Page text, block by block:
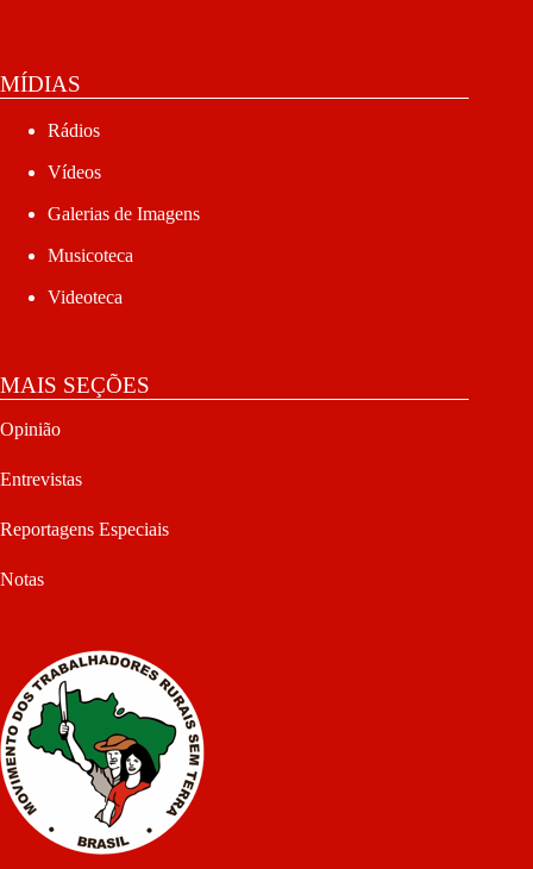
MÍDIAS
Rádios
Vídeos
Galerias de Imagens
Musicoteca
Videoteca
MAIS SEÇÕES
Opinião
Entrevistas
Reportagens Especiais
Notas